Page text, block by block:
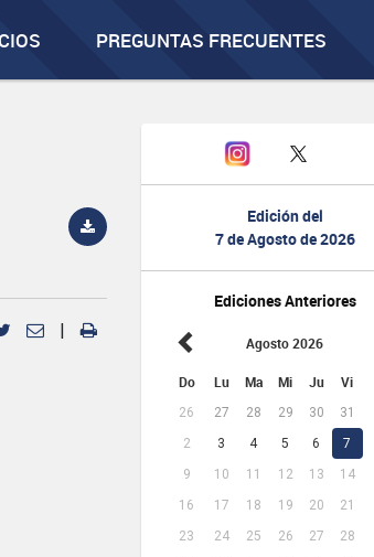
PREGUNTAS FRECUENTES
Edición del
7 de Agosto de 2026
Ediciones Anteriores
Agosto 2026
Do Lu Ma Mi Ju Vi
26 27 28 29 30 31
2
3 4 5 6 7
9
10 11 12 13 14
16
17 18 19 20 21
23
24 25 26 27 28
|